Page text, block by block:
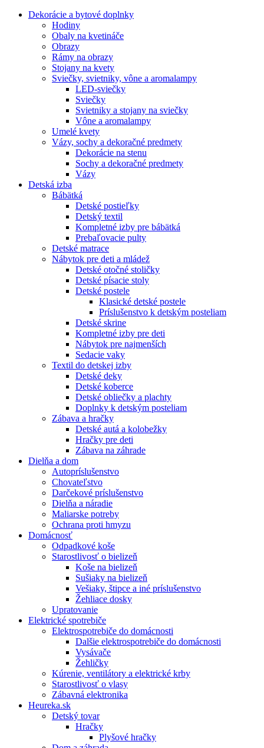
Dekorácie a bytové doplnky
Hodiny
Obaly na kvetináče
Obrazy
Rámy na obrazy
Stojany na kvety
Sviečky, svietniky, vône a aromalampy
LED-sviečky
Sviečky
Svietniky a stojany na sviečky
Vône a aromalampy
Umelé kvety
Vázy, sochy a dekoračné predmety
Dekorácie na stenu
Sochy a dekoračné predmety
Vázy
Detská izba
Bábätká
Detské postieľky
Detský textil
Kompletné izby pre bábätká
Prebaľovacie pulty
Detské matrace
Nábytok pre deti a mládež
Detské otočné stoličky
Detské písacie stoly
Detské postele
Klasické detské postele
Príslušenstvo k detským posteliam
Detské skrine
Kompletné izby pre deti
Nábytok pre najmenších
Sedacie vaky
Textil do detskej izby
Detské deky
Detské koberce
Detské obliečky a plachty
Doplnky k detským posteliam
Zábava a hračky
Detské autá a kolobežky
Hračky pre deti
Zábava na záhrade
Dielňa a dom
Autopríslušenstvo
Chovateľstvo
Darčekové príslušenstvo
Dielňa a náradie
Maliarske potreby
Ochrana proti hmyzu
Domácnosť
Odpadkové koše
Starostlivosť o bielizeň
Koše na bielizeň
Sušiaky na bielizeň
Vešiaky, štipce a iné príslušenstvo
Žehliace dosky
Upratovanie
Elektrické spotrebiče
Elektrospotrebiče do domácnosti
Dalšie elektrospotrebiče do domácnosti
Vysávače
Žehličky
Kúrenie, ventilátory a elektrické krby
Starostlivosť o vlasy
Zábavná elektronika
Heureka.sk
Detský tovar
Hračky
Plyšové hračky